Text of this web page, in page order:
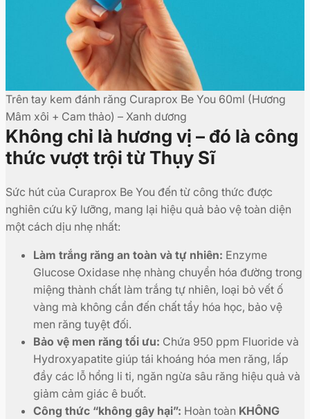
Trên tay kem đánh răng Curaprox Be You 60ml (Hương
Mâm xôi + Cam thảo) – Xanh dương
Không chỉ là hương vị – đó là công
thức vượt trội từ Thụy Sĩ
Sức hút của Curaprox Be You đến từ công thức được
nghiên cứu kỹ lưỡng, mang lại hiệu quả bảo vệ toàn diện
một cách dịu nhẹ nhất:
Làm trắng răng an toàn và tự nhiên: Enzyme
Glucose Oxidase nhẹ nhàng chuyển hóa đường trong
miệng thành chất làm trắng tự nhiên, loại bỏ vết ố
vàng mà không cần đến chất tẩy hóa học, bảo vệ
men răng tuyệt đối.
Bảo vệ men răng tối ưu: Chứa 950 ppm Fluoride và
Hydroxyapatite giúp tái khoáng hóa men răng, lấp
đầy các lỗ hổng li ti, ngăn ngừa sâu răng hiệu quả và
giảm cảm giác ê buốt.
Công thức “không gây hại”: Hoàn toàn KHÔNG